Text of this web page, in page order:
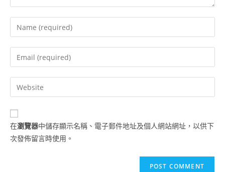
在瀏覽器中儲存顯示名稱、電子郵件地址及個人網站網址，以供下
次發佈留言時使用。